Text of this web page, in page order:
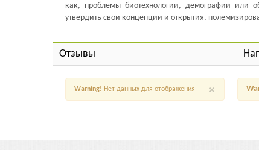
как, проблемы биотехнологии, демографии или
утвердить свои концепции и открытия,
Отзывы
×
Warning! Нет данных для отображения